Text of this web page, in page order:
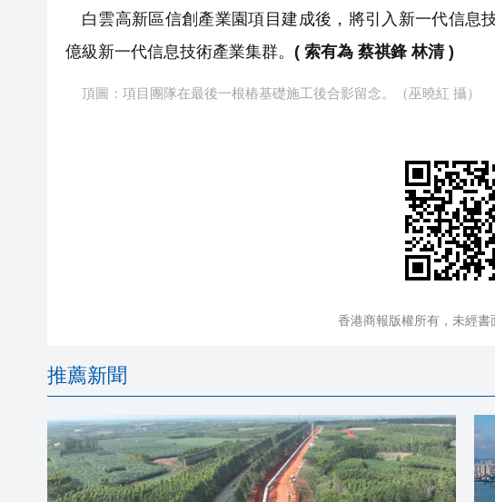
白雲高新區信創產業園項目建成後，將引入新一代信息
億級新一代信息技術產業集群。 ( 索有為 蔡祺鋒 林清 )
頂圖：項目團隊在最後一根樁基礎施工後合影留念。（巫曉紅 攝）
香港商報版權所有，未經書
推薦新聞